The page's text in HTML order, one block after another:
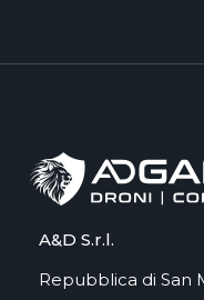
A&D S.r.l.
Repubblica di San